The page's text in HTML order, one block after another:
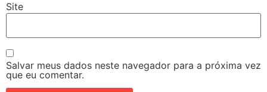
Site
Salvar meus dados neste navegador para a próxima vez
que eu comentar.